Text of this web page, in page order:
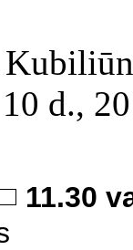
d.,
11.30